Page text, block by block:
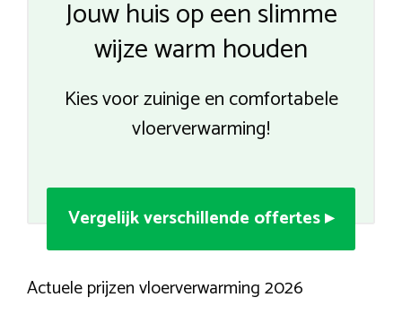
Jouw huis op een slimme
wijze warm houden
Kies voor zuinige en comfortabele
vloerverwarming!
Vergelijk verschillende offertes ▸
Actuele prijzen vloerverwarming 2026